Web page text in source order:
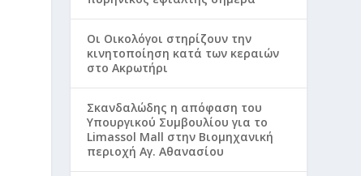
Οι Οικολόγοι στηρίζουν την
κινητοποίηση κατά των κεραιών
στο Ακρωτήρι
Σκανδαλώδης η απόφαση του
Υπουργικού Συμβουλίου για το
Limassol Mall στην Βιομηχανική
περιοχή Αγ. Αθανασίου